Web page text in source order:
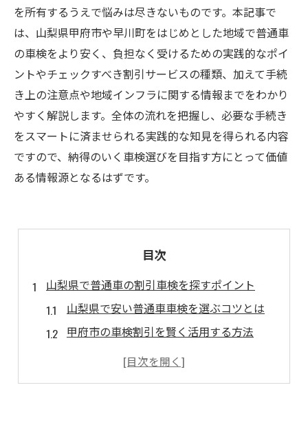
を所有するうえで悩みは尽きないものです。本記事で
は、山梨県甲府市や早川町をはじめとした地域で普通車
の車検をより安く、負担なく受けるための実践的なポイ
ントやチェックすべき割引サービスの種類、加えて手続
き上の注意点や地域インフラに関する情報までをわかり
やすく解説します。全体の流れを把握し、必要な手続き
をスマートに済ませられる実践的な知見を得られる内容
ですので、納得のいく車検選びを目指す方にとって価値
ある情報源となるはずです。
目次
山梨県で普通車の割引車検を探すポイント
山梨県で安い普通車車検を選ぶコツとは
甲府市の車検割引を賢く活用する方法
甲斐市や笛吹市の車検料金比較ポイント